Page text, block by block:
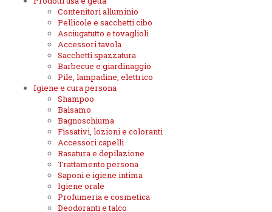
Contenitori alluminio
Pellicole e sacchetti cibo
Asciugatutto e tovaglioli
Accessori tavola
Sacchetti spazzatura
Barbecue e giardinaggio
Pile, lampadine, elettrico
Igiene e cura persona
Shampoo
Balsamo
Bagnoschiuma
Fissativi, lozioni e coloranti
Accessori capelli
Rasatura e depilazione
Trattamento persona
Saponi e igiene intima
Igiene orale
Profumeria e cosmetica
Deodoranti e talco